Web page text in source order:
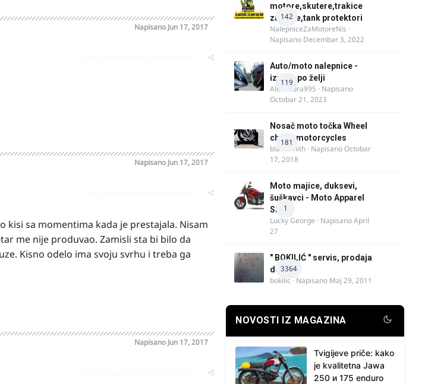
Napisano Jun 17, 2017
Napisano Jun 17, 2017
kisi sa momentima kada je prestajala. Nisam
me nije produvao. Zamisli sta bi bilo da
Kisno odelo ima svoju svrhu i treba ga
Napisano Jun 17, 2017
142
motore,skutere,trakice
za felne,tank protektori
NalepniceZaMotoreNis ·
Napisano Decembar 3, 2022
119
Auto/moto nalepnice -
izrada po želji
Alexandra995 · Napisano
Octobar 21, 2023
181
Nosač moto točka Wheel
chock motorcycles
blacksmith · NapisanoOctobar
17, 2018
1
Moto majice, duksevi,
šuškavci - Moto Apparel
SRB
Lucky George · NapisanoApril
27
3364
" BOKILIĆ " servis, prodaja
delova
bokilic · Napisano Maj 29, 2011
NOVOSTI IZ MAGAZINA
Tvigijeve priče: kako
je kvalitetna Jawa
250 и 175 enduro